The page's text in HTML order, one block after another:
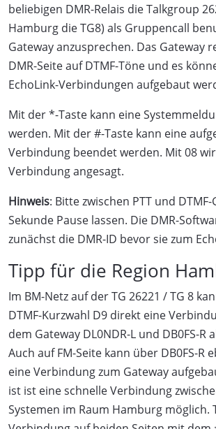
beliebigen DMR-Relais die Talkgroup
Hamburg die TG8) als Gruppencall
Gateway anzusprechen. Das Gateway
DMR-Seite auf DTMF-Töne und es
EchoLink-Verbindungen aufgebaut
Mit der *-Taste kann eine
werden. Mit der #-Taste kann eine
Verbindung beendet werden. Mit 08
Verbindung angesagt.
Hinweis: Bitte zwischen PTT und DTMF-
Sekunde Pause lassen. Die DMR-
zunächst die DMR-ID bevor sie zum
Tipp für die Region
Im BM-Netz auf der TG 26221 / TG 8
DTMF-Kurzwahl D9 direkt eine
dem Gateway DL0NDR-L und DB0FS-R
Auch auf FM-Seite kann über DB0FS-R
eine Verbindung zum Gateway
ist ist eine schnelle Verbindung
Systemen im Raum Hamburg möglich.